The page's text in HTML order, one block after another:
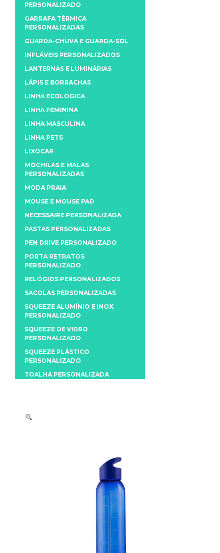
PERSONALIZADO
GARRAFA TÉRMICA
PERSONALIZADAS
GUARDA-CHUVA E GUARDA-SOL
INFLÁVEIS PERSONALIZADOS
LANTERNAS E LUMINÁRIAS
LÁPIS E BORRACHAS
LINHA ECOLÓGICA
LINHA FEMININA
LINHA MASCULINA
LINHA PETS
LIXOCAR
MOCHILAS E MALAS
PERSONALIZADAS
MODA PRAIA
MOUSE E MOUSE PAD
NECESSAIRE PERSONALIZADA
PASTAS PERSONALIZADAS
PEN DRIVE PERSONALIZADO
PORTA RETRATOS
PERSONALIZADO
RELÓGIOS PERSONALIZADOS
SACOLAS PERSONALIZADAS
SQUEEZE ALUMÍNIO E INOX
PERSONALIZADO
SQUEEZE DE VIDRO
PERSONALIZADO
SQUEEZE PLÁSTICO
PERSONALIZADO
TOALHA PERSONALIZADA